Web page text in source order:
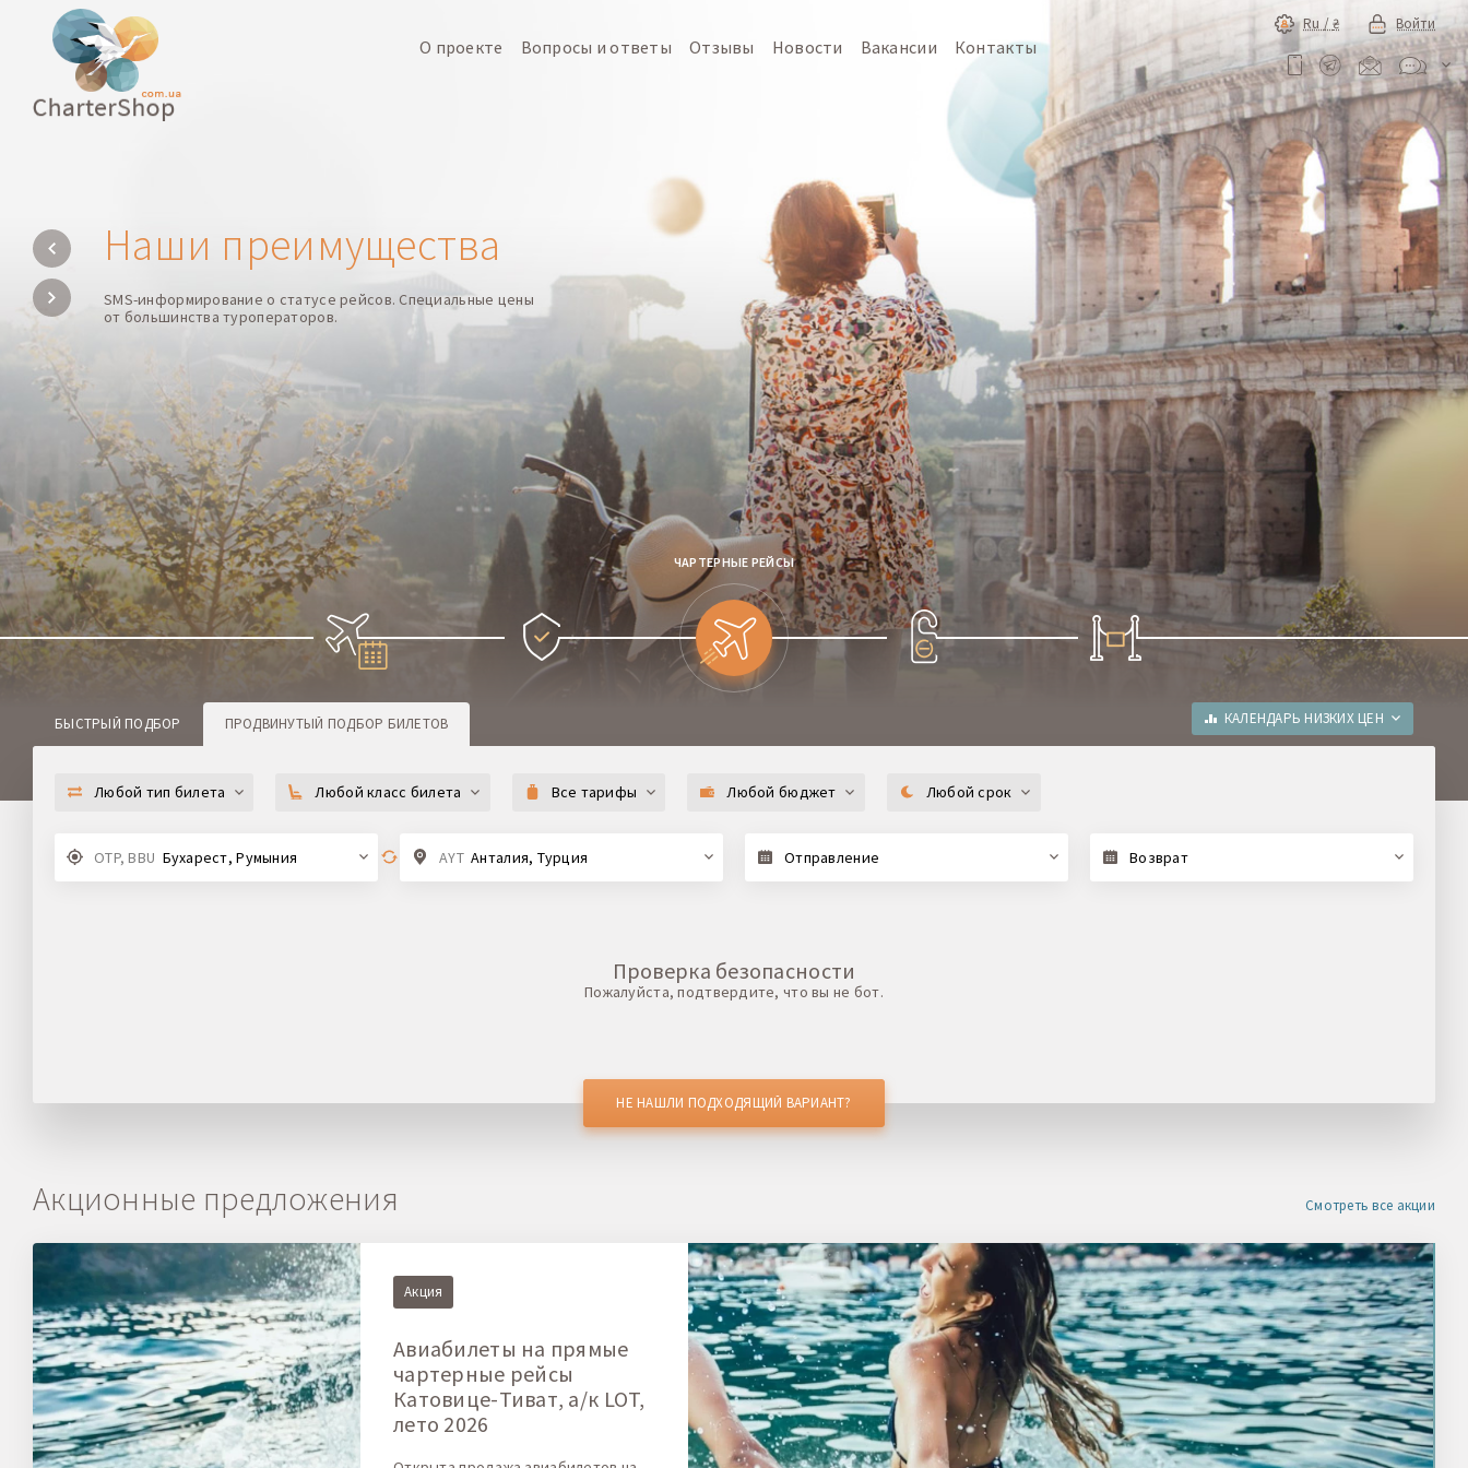
О проекте Вопросы и ответы Отзывы Новости Вакансии Контакты
Ru /₴ Войти
Наши преимущества
SMS-информирование о статусе рейсов. Специальные цены
от большинства туроператоров.
ЧАРТЕРНЫЕ РЕЙСЫ
БЫСТРЫЙ ПОДБОР ПРОДВИНУТЫЙ ПОДБОР БИЛЕТОВ КАЛЕНДАРЬ НИЗКИХ ЦЕН
Любой тип билета Любой класс билета Все тарифы Любой бюджет Любой срок
OTP, BBU Бухарест, Румыния AYT Анталия, Турция Отправление Возврат
Проверка безопасности
Пожалуйста, подтвердите, что вы не бот.
НЕ НАШЛИ ПОДХОДЯЩИЙ ВАРИАНТ?
Акционные предложения Смотреть все акции
Акция
Авиабилеты на прямые
чартерные рейсы
Катовице-Тиват, а/к LOT,
лето 2026